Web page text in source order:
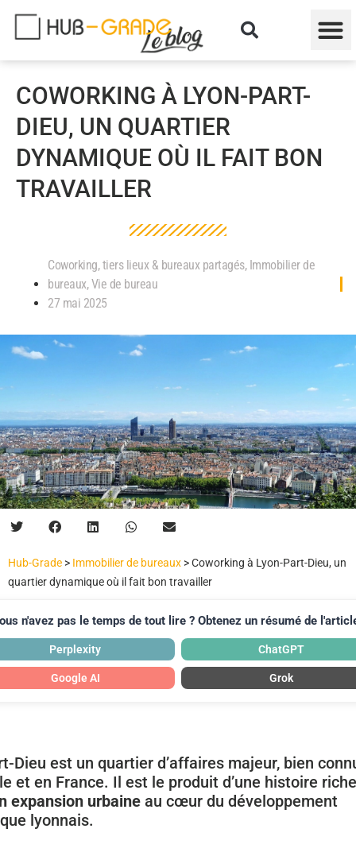
COWORKING À LYON-PART-
DIEU, UN QUARTIER
DYNAMIQUE OÙ IL FAIT BON
TRAVAILLER
Coworking, tiers lieux & bureaux partagés, Immobilier de
bureaux,Vie de bureau
27 mai 2025
Hub-Grade > Immobilier de bureaux >Coworking à Lyon-Part-Dieu, un
quartier dynamique où il fait bon travailler
n'avez pas le temps de tout lire ? Obtenez un résumé de
Perplexity ChatGPT
Google AI Grok
Dieu est un quartier d’affaires majeur, bien
et en France. Il est le produit d’une histoire
expansion urbaine au cœur du développement
lyonnais.